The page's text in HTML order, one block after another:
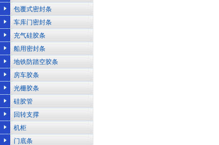
包覆式密封条
车库门密封条
充气硅胶条
船用密封条
地铁防踏空胶条
房车胶条
光栅胶条
硅胶管
回转支撑
机柜
门底条